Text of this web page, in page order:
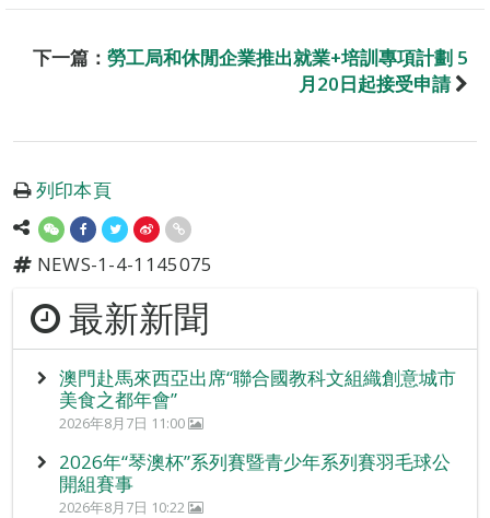
下一篇： 勞工局和休閒企業推出就業+培訓專項計劃 5
月20日起接受申請
列印本頁
NEWS-1-4-1145075
最新新聞
澳門赴馬來西亞出席“聯合國教科文組織創意城市
美食之都年會”
2026年8月7日 11:00
2026年“琴澳杯”系列賽暨青少年系列賽羽毛球公
開組賽事
2026年8月7日 10:22